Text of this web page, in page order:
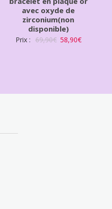
avec oxyde de
zirconium(non
disponible)
Prix : 69,90€ 58,90€